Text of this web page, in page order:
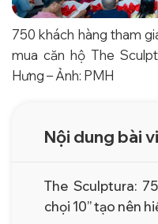
750 khách hàng tham
mua căn hộ The
Hưng – Ảnh: PMH
Nội dung bài
The Sculptura:
chọi 10” tạo nên